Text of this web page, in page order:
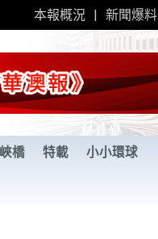
本報概況 新聞爆料
橋 特載 小小環球